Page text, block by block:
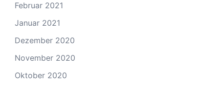
Februar 2021
Januar 2021
Dezember 2020
November 2020
Oktober 2020